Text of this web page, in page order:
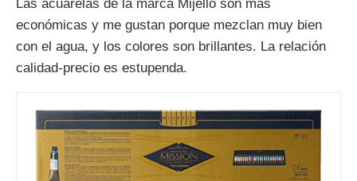
Las acuarelas de la marca Mijello son más
económicas y me gustan porque mezclan muy bien
con el agua, y los colores son brillantes. La relación
calidad-precio es estupenda.